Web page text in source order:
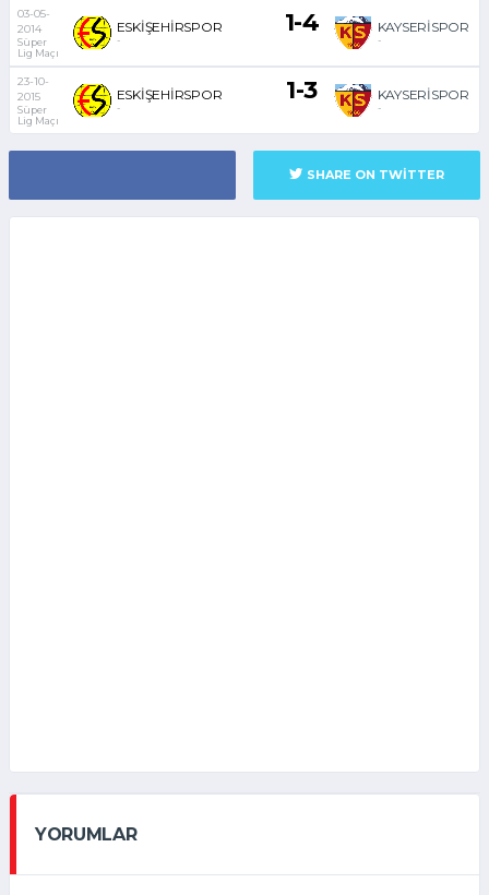
03-05-
2014
Süper
Lig Maçı
ESKİŞEHİRSPOR
-
1-4 KAYSERİSPOR
-
23-10-
2015
Süper
Lig Maçı
ESKİŞEHİRSPOR
-
1-3 KAYSERİSPOR
-
SHARE ON TWITTER
YORUMLAR